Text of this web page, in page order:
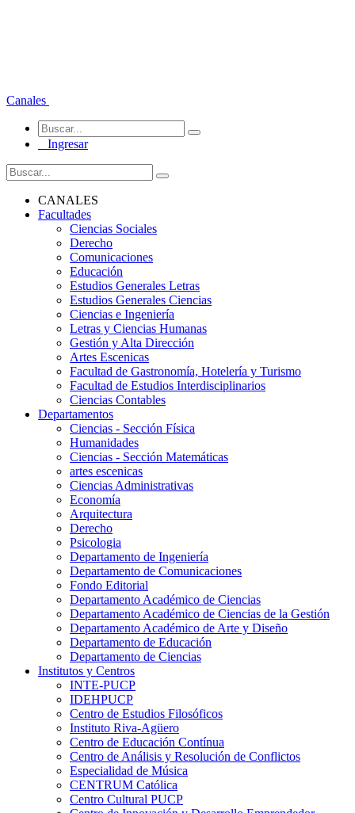
Canales
Ingresar
CANALES
Facultades
Ciencias Sociales
Derecho
Comunicaciones
Educación
Estudios Generales Letras
Estudios Generales Ciencias
Ciencias e Ingeniería
Letras y Ciencias Humanas
Gestión y Alta Dirección
Artes Escenicas
Facultad de Gastronomía, Hotelería y Turismo
Facultad de Estudios Interdisciplinarios
Ciencias Contables
Departamentos
Ciencias - Sección Física
Humanidades
Ciencias - Sección Matemáticas
artes escenicas
Ciencias Administrativas
Economía
Arquitectura
Derecho
Psicologia
Departamento de Ingeniería
Departamento de Comunicaciones
Fondo Editorial
Departamento Académico de Ciencias
Departamento Académico de Ciencias de la Gestión
Departamento Académico de Arte y Diseño
Departamento de Educación
Departamento de Ciencias
Institutos y Centros
INTE-PUCP
IDEHPUCP
Centro de Estudios Filosóficos
Instituto Riva-Agüero
Centro de Educación Contínua
Centro de Análisis y Resolución de Conflictos
Especialidad de Música
CENTRUM Católica
Centro Cultural PUCP